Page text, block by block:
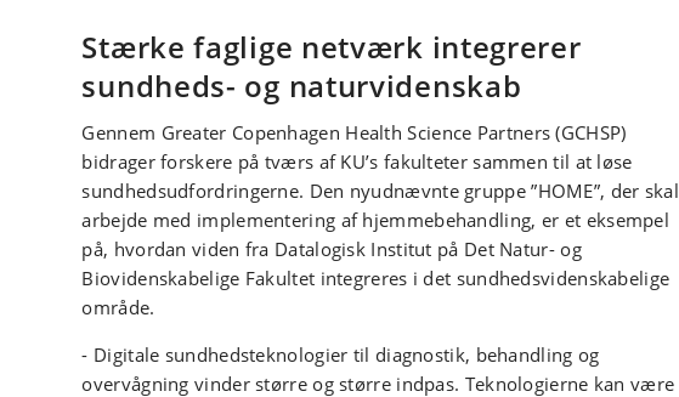
Stærke faglige netværk integrerer
sundheds- og naturvidenskab
Gennem Greater Copenhagen Health Science Partners (GCHSP)
bidrager forskere på tværs af KU’s fakulteter sammen til at løse
sundhedsudfordringerne. Den nyudnævnte gruppe ”HOME”, der skal
arbejde med implementering af hjemmebehandling, er et eksempel
på, hvordan viden fra Datalogisk Institut på Det Natur- og
Biovidenskabelige Fakultet integreres i det sundhedsvidenskabelige
område.
- Digitale sundhedsteknologier til diagnostik, behandling og
overvågning vinder større og større indpas. Teknologierne kan være